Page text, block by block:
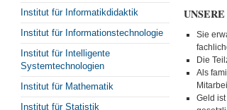
Institut für Informatikdidaktik
Institut für Informationstechnologie
Institut für Intelligente
Systemtechnologien
Institut für Mathematik
Institut für Statistik
Sie
Die
Als
Geld